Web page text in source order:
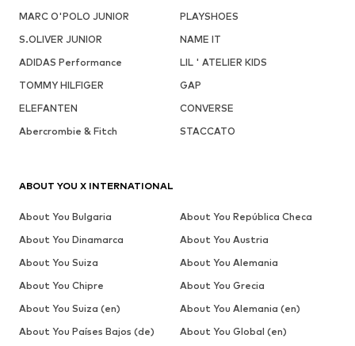
MARC O'POLO JUNIOR
PLAYSHOES
S.OLIVER JUNIOR
NAME IT
ADIDAS Performance
LIL ' ATELIER KIDS
TOMMY HILFIGER
GAP
ELEFANTEN
CONVERSE
Abercrombie & Fitch
STACCATO
ABOUT YOU X INTERNATIONAL
About You Bulgaria
About You República Checa
About You Dinamarca
About You Austria
About You Suiza
About You Alemania
About You Chipre
About You Grecia
About You Suiza (en)
About You Alemania (en)
About You Países Bajos (de)
About You Global (en)